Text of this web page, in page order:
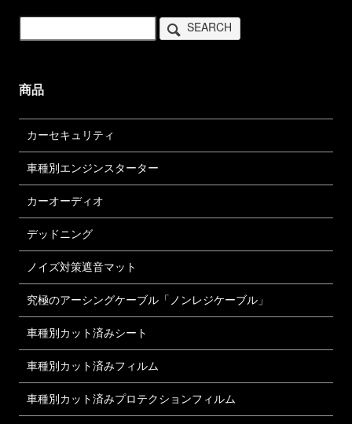
SEARCH
商品
カーセキュリティ
車種別エンジンスターター
カーオーディオ
デッドニング
ノイズ対策遮音マット
究極のアーシングケーブル「ノンレジケーブル」
車種別カット済みシート
車種別カット済みフィルム
車種別カット済みプロテクションフィルム